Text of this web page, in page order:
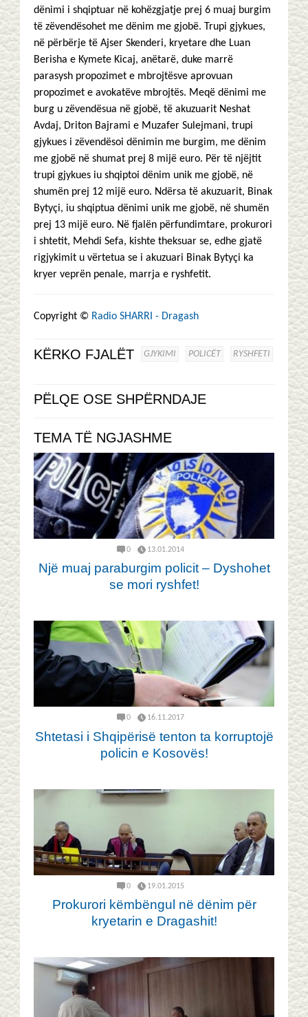
dënimi i shqiptuar në kohëzgjatje prej 6 muaj burgim
të zëvendësohet me dënim me gjobë. Trupi gjykues,
në përbërje të Ajser Skenderi, kryetare dhe Luan
Berisha e Kymete Kicaj, anëtarë, duke marrë
parasysh propozimet e mbrojtësve aprovuan
propozimet e avokatëve mbrojtës. Meqë dënimi me
burg u zëvendësua në gjobë, të akuzuarit Neshat
Avdaj, Driton Bajrami e Muzafer Sulejmani, trupi
gjykues i zëvendësoi dënimin me burgim, me dënim
me gjobë në shumat prej 8 mijë euro. Për të njëjtit
trupi gjykues iu shqiptoi dënim unik me gjobë, në
shumën prej 12 mijë euro. Ndërsa të akuzuarit, Binak
Bytyçi, iu shqiptua dënimi unik me gjobë, në shumën
prej 13 mijë euro. Në fjalën përfundimtare, prokurori
i shtetit, Mehdi Sefa, kishte theksuar se, edhe gjatë
rigjykimit u vërtetua se i akuzuari Binak Bytyçi ka
kryer veprën penale, marrja e ryshfetit.
Copyright © Radio SHARRI - Dragash
KËRKO FJALËT GJYKIMI POLICËT RYSHFETI
PËLQE OSE SHPËRNDAJE
TEMA TË NGJASHME
0 13.01.2014
Një muaj paraburgim policit – Dyshohet
se mori ryshfet!
0 16.11.2017
Shtetasi i Shqipërisë tenton ta korruptojë
policin e Kosovës!
0 19.01.2015
Prokurori këmbëngul në dënim për
kryetarin e Dragashit!